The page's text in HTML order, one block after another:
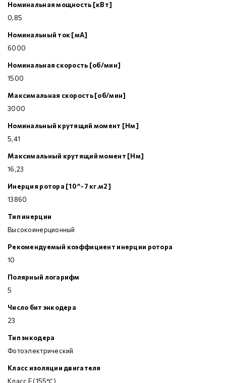
Номинальная мощность [кВт]
0,85
Номинальный ток [мА]
6000
Номинальная скорость [об/мин]
1500
Максимальная скорость [об/мин]
3000
Номинальный крутящий момент [Нм]
5,41
Максимальный крутящий момент [Нм]
16,23
Инерция ротора [10^-7 кг.м2]
13860
Тип инерции
Высокоинерционный
Рекомендуемый коэффициент инерции ротора
10
Полярный логарифм
5
Число бит энкодера
23
Тип энкодера
Фотоэлектрический
Класс изоляции двигателя
Класс F (155℃)